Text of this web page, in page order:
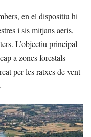
en el dispositiu hi
i sis mitjans aeris,
L’objectiu principal
a zones forestals
per les ratxes de vent